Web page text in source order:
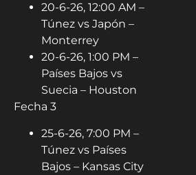
20-6-26, 12:00 AM –
Túnez vs Japón –
Monterrey
20-6-26, 1:00 PM –
Países Bajos vs
Suecia – Houston
Fecha 3
25-6-26, 7:00 PM –
Túnez vs Países
Bajos – Kansas City